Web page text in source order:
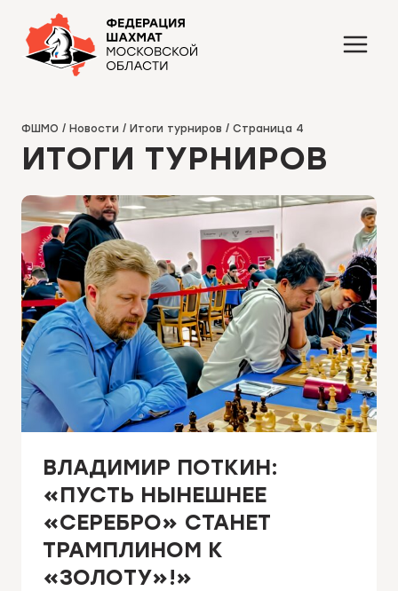
Перейти
содержимому
ФШМО / Новости / Итоги турниров / Страница 4
ИТОГИ ТУРНИРОВ
ВЛАДИМИР ПОТКИН:
«ПУСТЬ НЫНЕШНЕЕ
«СЕРЕБРО» СТАНЕТ
ТРАМПЛИНОМ К
«ЗОЛОТУ»!»